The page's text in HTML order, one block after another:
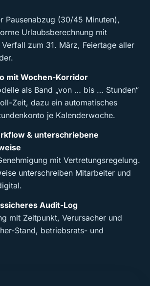
Pausenabzug (30/45 Minuten),
Urlaubsberechnung mit
zum 31. März, Feiertage aller
mit Wochen-Korridor
als Band „von … bis … Stunden“
Zeit, dazu ein automatisches
je Kalenderwoche.
& unterschriebene
mit Vertretungsregelung.
unterschreiben Mitarbeiter und
Audit-Log
mit Zeitpunkt, Verursacher und
Stand, betriebsrats- und